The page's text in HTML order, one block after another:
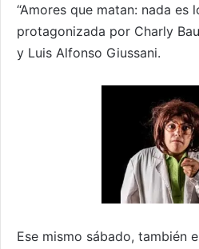
“Amores que matan: nada es
protagonizada por Charly
y Luis Alfonso Giussani.
Ese mismo sábado, también